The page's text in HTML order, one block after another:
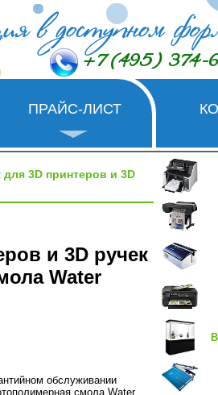
+7 (495) 374-
ПРАЙС-ЛИСТ
3D принтеров и 3D
и 3D ручек
Water
обслуживании
смола Water